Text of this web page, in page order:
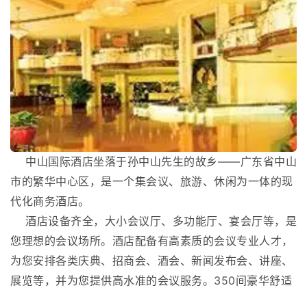
中山国际酒店坐落于孙中山先生的故乡——广东省中山
市的繁华中心区，是一个集会议、旅游、休闲为一体的现
代化商务酒店。
酒店设备齐全，大小会议厅、多功能厅、宴会厅等，是
您理想的会议场所。酒店配备有高素质的会议专业人才，
为您安排各类庆典、招商会、酒会、新闻发布会、讲座、
展览等，并为您提供高水准的会议服务。350间豪华舒适